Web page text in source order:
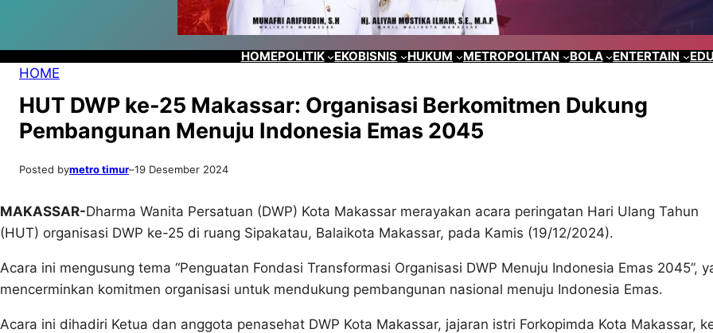
HOMEPOLITIK EKOBISNIS HUKUM METROPOLITAN BOLA ENTERTAIN
HOME
HUT DWP ke-25 Makassar: Organisasi Berkomitmen Dukung
Pembangunan Menuju Indonesia Emas 2045
Posted bymetro timur–19 Desember 2024
MAKASSAR-Dharma Wanita Persatuan (DWP) Kota Makassar merayakan acara peringatan Hari Ulang Tahun
(HUT) organisasi DWP ke-25 di ruang Sipakatau, Balaikota Makassar, pada Kamis (19/12/2024).
Acara ini mengusung tema “Penguatan Fondasi Transformasi Organisasi DWP Menuju Indonesia Emas 2045”,
mencerminkan komitmen organisasi untuk mendukung pembangunan nasional menuju Indonesia Emas.
Acara ini dihadiri Ketua dan anggota penasehat DWP Kota Makassar, jajaran istri Forkopimda Kota Makassar,